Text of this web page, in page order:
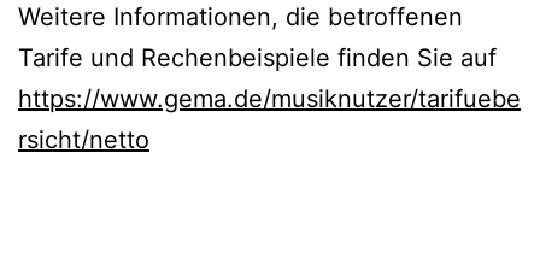
Weitere Informationen, die betroffenen
Tarife und Rechenbeispiele finden Sie auf
https://www.gema.de/musiknutzer/tarifuebe
rsicht/netto